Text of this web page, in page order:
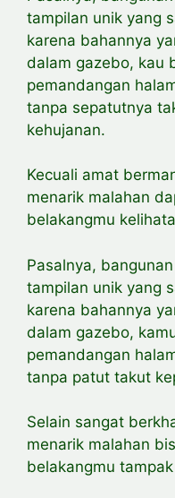
tampilan unik yang
karena bahannya
dalam gazebo, kau
pemandangan
tanpa sepatutnya
kehujanan.
Kecuali amat
menarik malahan
belakangmu
Pasalnya,
tampilan unik yang
karena bahannya
dalam gazebo,
pemandangan
tanpa patut takut
Selain sangat
menarik malahan
belakangmu